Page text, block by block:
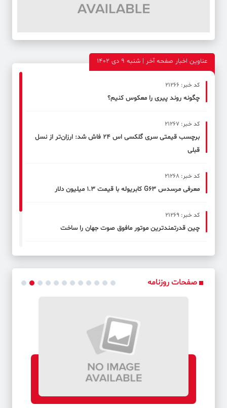
عناوین اخبار صفحه آخر | شنبه 9 دی 1402
کد خبر: 21266
چگونه روند پیری را معکوس کنیم؟
کد خبر: 21267
برچسب قیمتی سری گلکسی اس ۲۴ فاش شد: ارزان‌تر از نسل
قبلی
کد خبر: 21268
معرفی مرسدس G63 کابریوله با قیمت ۱.۳ میلیون دلار
کد خبر: 21269
چین قدرتمندترین موتور مافوق صوت جهان را ساخت
کد خبر: 21270
صعود زمستانی یک روزه یکی از دانشجویان دانشگاه صنعتی خواجه
نصیرالدین طوسی به قله توچال
صفحات روزنامه